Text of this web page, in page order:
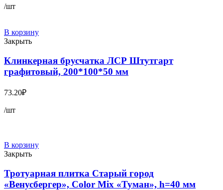
/шт
В корзину
Закрыть
Клинкерная брусчатка ЛСР Штутгарт
графитовый, 200*100*50 мм
73.20₽
/шт
В корзину
Закрыть
Тротуарная плитка Старый город
«Венусбергер», Color Mix «Туман», h=40 мм